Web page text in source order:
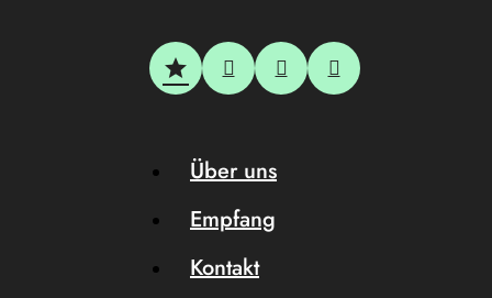
Über uns
Empfang
Kontakt